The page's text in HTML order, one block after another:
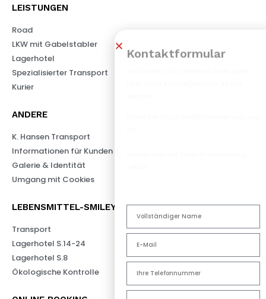
LEISTUNGEN
Road
LKW mit Gabelstabler
Lagerhotel
Spezialisierter Transport
Kurier
ANDERE
K. Hansen Transport
Informationen für Kunden
Galerie & Identität
Umgang mit Cookies
LEBENSMITTEL-SMILEY-SCHEMA
Transport
Lagerhotel S.14-24
Lagerhotel S.8
Ökologische Kontrolle
Kontaktformular